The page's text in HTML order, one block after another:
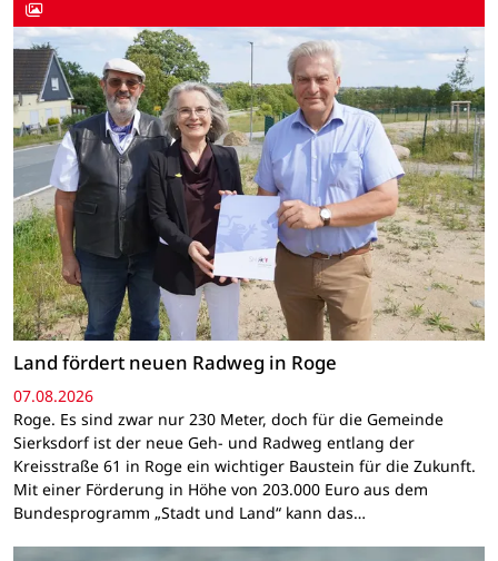
Land fördert neuen Radweg in Roge
07.08.2026
Roge. Es sind zwar nur 230 Meter, doch für die Gemeinde
Sierksdorf ist der neue Geh- und Radweg entlang der
Kreisstraße 61 in Roge ein wichtiger Baustein für die Zukunft.
Mit einer Förderung in Höhe von 203.000 Euro aus dem
Bundesprogramm „Stadt und Land“ kann das…